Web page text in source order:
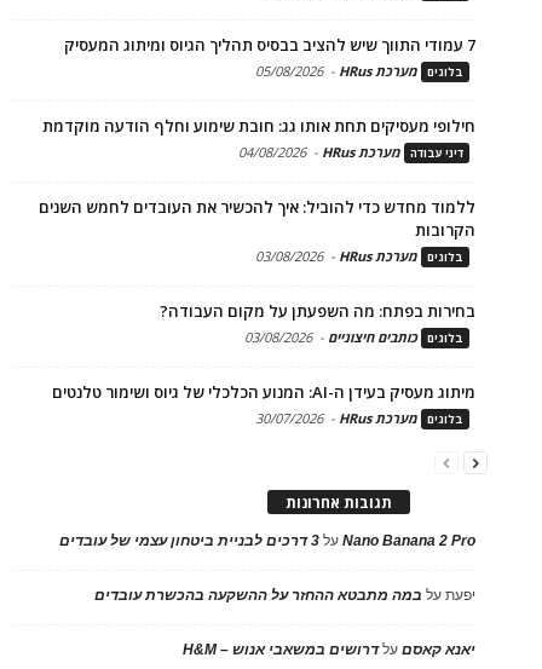
7 עמודי התווך שיש להציב בבסיס תהליך הגיוס ומיתוג המעסיק
בלוגים מערכת HRus -
05/08/2026
חילופי מעסיקים תחת אותו גג: חובת שימוע וחלף הודעה מוקדמת
דיני עבודה מערכת HRus -
04/08/2026
ללמוד מחדש כדי להוביל: איך להכשיר את העובדים לחמש השנים
הקרובות
בלוגים מערכת HRus -
03/08/2026
בחירות בפתח: מה השפעתן על מקום העבודה?
בלוגים כותבים חיצוניים -
03/08/2026
מיתוג מעסיק בעידן ה-AI: המנוע הכלכלי של גיוס ושימור טלנטים
בלוגים מערכת HRus -
30/07/2026
תגובות אחרונות
Nano Banana 2 Proעל 3 דרכים לבניית ביטחון עצמי של עובדים
יפעתעל במה מתבטא ההחזר על ההשקעה בהכשרת עובדים
יאנא קאסםעלדרושים במשאבי אנוש – H&M